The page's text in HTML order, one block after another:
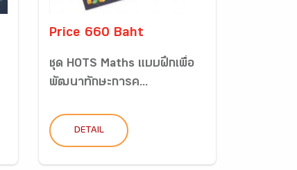
Price 660 Baht
ชุด HOTS Maths แบบฝึกเพื่อ
พัฒนาทักษะการค...
DETAIL